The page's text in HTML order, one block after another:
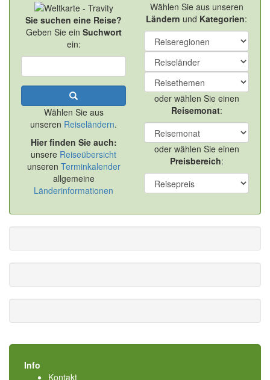
Sie suchen eine Reise?
Geben Sie ein Suchwort
ein:
Wählen Sie aus
unseren Reiseländern.
Hier finden Sie auch:
unsere Reiseübersicht
unseren Terminkalender
allgemeine
Länderinformationen
Wählen Sie aus unseren
Ländern und Kategorien:
oder wählen Sie einen
Reisemonat:
oder wählen Sie einen
Preisbereich:
Info
Kontakt